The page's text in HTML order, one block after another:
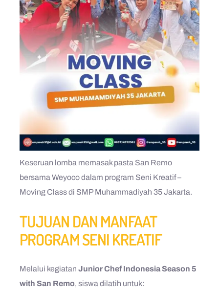
Keseruan lomba memasak pasta San Remo
bersama Weyoco dalam program Seni Kreatif –
Moving Class di SMP Muhammadiyah 35 Jakarta.
TUJUAN DAN MANFAAT
PROGRAM SENI KREATIF
Melalui kegiatan Junior Chef Indonesia Season 5
with San Remo, siswa dilatih untuk: